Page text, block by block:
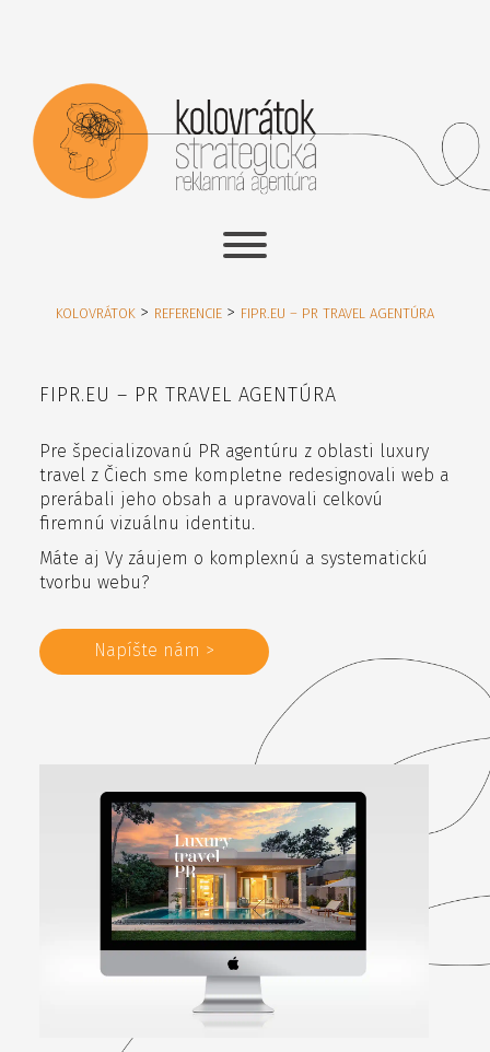
KOLOVRÁTOK > REFERENCIE > FIPR.EU – PR TRAVEL AGENTÚRA
FIPR.EU – PR TRAVEL AGENTÚRA
Pre špecializovanú PR agentúru z oblasti luxury
travel z Čiech sme kompletne redesignovali web a
prerábali jeho obsah a upravovali celkovú
firemnú vizuálnu identitu.
Máte aj Vy záujem o komplexnú a systematickú
tvorbu webu?
Napíšte nám >